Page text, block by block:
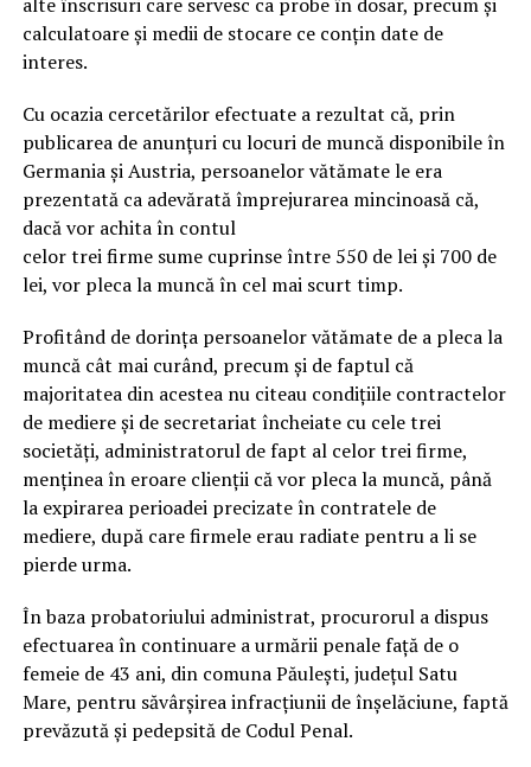
calculatoare şi medii de stocare ce conţin date de
interes.
Cu ocazia cercetărilor efectuate a rezultat că, prin
publicarea de anunţuri cu locuri de muncă disponibile în
Germania şi Austria, persoanelor vătămate le era
prezentată ca adevărată împrejurarea mincinoasă că,
dacă vor achita în contul
celor trei firme sume cuprinse între 550 de lei şi 700 de
lei, vor pleca la muncă în cel mai scurt timp.
Profitând de dorinţa persoanelor vătămate de a pleca la
muncă cât mai curând, precum şi de faptul că
majoritatea din acestea nu citeau condiţiile contractelor
de mediere şi de secretariat încheiate cu cele trei
societăţi, administratorul de fapt al celor trei firme,
menţinea în eroare clienţii că vor pleca la muncă, până
la expirarea perioadei precizate în contratele de
mediere, după care firmele erau radiate pentru a li se
pierde urma.
În baza probatoriului administrat, procurorul a dispus
efectuarea în continuare a urmării penale faţă de o
femeie de 43 ani, din comuna Păuleşti, judeţul Satu
Mare, pentru săvârşirea infracţiunii de înşelăciune, faptă
prevăzută şi pedepsită de Codul Penal.